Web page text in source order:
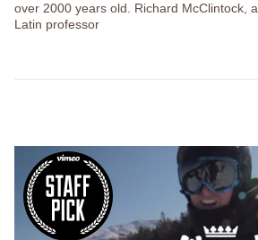
over 2000 years old. Richard McClintock, a
Latin professor